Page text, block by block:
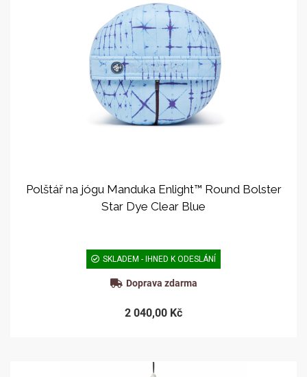
Polštář na jógu Manduka Enlight™ Round Bolster
Star Dye Clear Blue
SKLADEM - IHNED K ODESLÁNÍ
Doprava zdarma
2 040,00 Kč